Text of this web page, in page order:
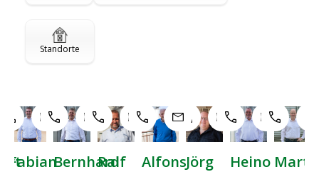
Standorte
Bernhard
Ralf
AlfonsJörg
Heino
MartinGerrit